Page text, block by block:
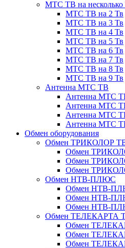
МТС ТВ на
МТС ТВ на 2 Тв
МТС ТВ на 3 Тв
МТС ТВ на 4 Тв
МТС ТВ на 5 Тв
МТС ТВ на 6 Тв
МТС ТВ на 7 Тв
МТС ТВ на 8 Тв
МТС ТВ на 9 Тв
Антенна МТС ТВ
Антенна МТС
Антенна МТС
Антенна МТС
Антенна МТС
Обмен оборудования
Обмен ТРИКОЛОР
Обмен
Обмен
Обмен
Обмен НТВ-ПЛЮС
Обмен НТВ-
Обмен НТВ-
Обмен НТВ-
Обмен ТЕЛЕКАРТА
Обмен
Обмен
Обмен